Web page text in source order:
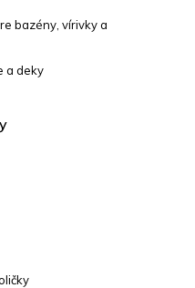
bazény, vírivky a
a deky